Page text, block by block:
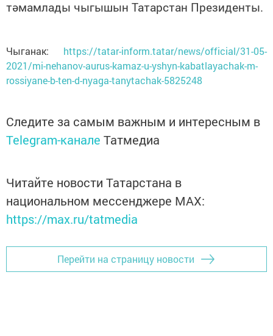
тәмамлады чыгышын Татарстан Президенты.
Чыганак: https://tatar-inform.tatar/news/official/31-05-
2021/mi-nehanov-aurus-kamaz-u-yshyn-kabatlayachak-m-
rossiyane-b-ten-d-nyaga-tanytachak-5825248
Следите за самым важным и интересным в
Telegram-канале Татмедиа
Читайте новости Татарстана в
национальном мессенджере MАХ:
https://max.ru/tatmedia
Перейти на страницу новости